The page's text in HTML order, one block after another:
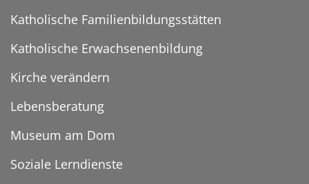
Katholische Familienbildungsstätten
Katholische Erwachsenenbildung
Kirche verändern
Lebensberatung
Museum am Dom
Soziale Lerndienste